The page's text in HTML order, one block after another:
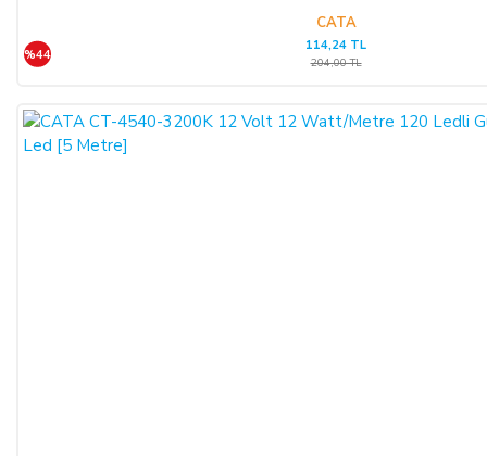
CATA
%44
114,24 TL
204,00 TL